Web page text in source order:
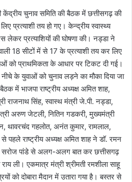
चुनाव समिति की बैठक में छत्तीसगढ़ की
प्रत्याशी तय हो गए। केन्द्रीय स्वास्थ्य
लेकर प्रत्याशियों की घोषणा की। नड्डा ने
18 सीटों में से 17 के प्रत्याशी तय कर लिए
को प्राथमिकता के आधार पर टिकट दी गई।
के युवाओं को चुनाव लड़ने का मौका दिया जा
में भाजपा राष्ट्रीय अध्यक्ष अमित शाह,
राजनाथ सिंह, स्वास्थ मंत्री जे.पी. नड्डा,
अरुण जेटली, नितिन गडकरी, मुख्यमंत्री
थावरचंद गहलोत, अनंत कुमार, रामलाल,
राष्ट्रीय अध्यक्ष अमित शाह ने डॉ. रमन
सरोज पांडे से अलग-अलग बात कर छत्तीसगढ़
ली। एकमात्र मंत्री श्रीमती रमशीला साहू
को दोबारा मैदान में उतारा गया है। बस्तर से